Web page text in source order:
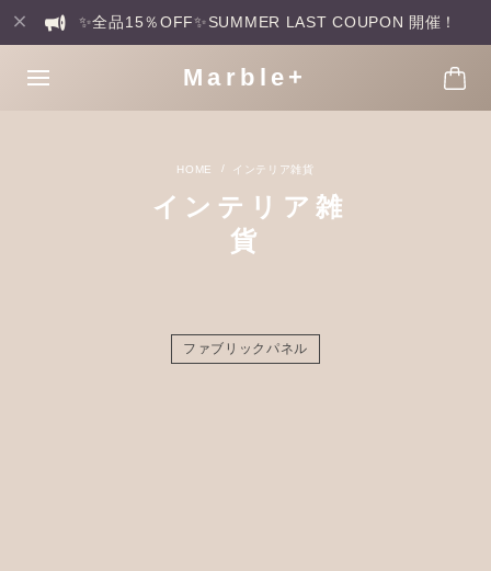
✨全品15％OFF✨SUMMER LAST COUPON 開催！
Marble+
インテリア雑貨
インテリア雑
貨
ファブリックパネル